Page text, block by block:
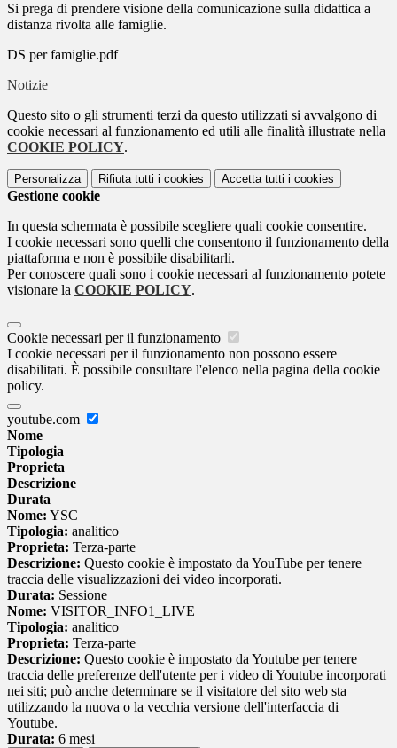
Si prega di prendere visione della comunicazione sulla didattica a
distanza rivolta alle famiglie.
DS per famiglie.pdf
Notizie
Questo sito o gli strumenti terzi da questo utilizzati si avvalgono di
cookie necessari al funzionamento ed utili alle finalità illustrate nella
COOKIE POLICY.
Personalizza Rifiuta tutti i cookies Accetta tutti i cookies
Gestione cookie
In questa schermata è possibile scegliere quali cookie consentire.
I cookie necessari sono quelli che consentono il funzionamento della
piattaforma e non è possibile disabilitarli.
Per conoscere quali sono i cookie necessari al funzionamento potete
visionare la COOKIE POLICY.
Cookie necessari per il funzionamento
I cookie necessari per il funzionamento non possono essere
disabilitati. È possibile consultare l'elenco nella pagina della cookie
policy.
youtube.com
Nome
Tipologia
Proprieta
Descrizione
Durata
Nome: YSC
Tipologia: analitico
Proprieta: Terza-parte
Descrizione: Questo cookie è impostato da YouTube per tenere
traccia delle visualizzazioni dei video incorporati.
Durata: Sessione
Nome: VISITOR_INFO1_LIVE
Tipologia: analitico
Proprieta: Terza-parte
Descrizione: Questo cookie è impostato da Youtube per tenere
traccia delle preferenze dell'utente per i video di Youtube incorporati
nei siti; può anche determinare se il visitatore del sito web sta
utilizzando la nuova o la vecchia versione dell'interfaccia di
Youtube.
Durata: 6 mesi